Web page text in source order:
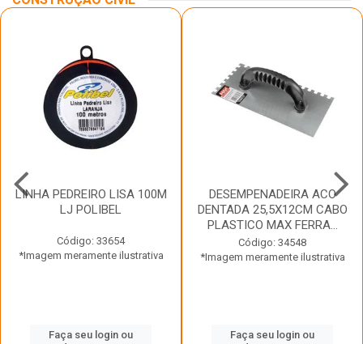
LINHA PEDREIRO LISA 100M
LJ POLIBEL
Código: 33654
*Imagem meramente ilustrativa
Faça seu login ou
DESEMPENADEIRA ACO
DENTADA 25,5X12CM CABO
PLASTICO MAX FERRA...
Código: 34548
*Imagem meramente ilustrativa
Faça seu login ou